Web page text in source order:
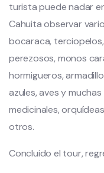
turista puede nadar
Cahuita observar
bocaraca,
perezosos, monos
hormigueros,
azules, aves y
medicinales,
otros.
Concluido el tour,